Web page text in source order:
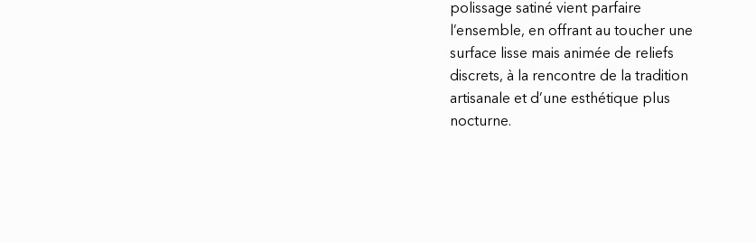
polissage satiné vient parfaire
l’ensemble, en offrant au toucher une
surface lisse mais animée de reliefs
discrets, à la rencontre de la tradition
artisanale et d’une esthétique plus
nocturne.